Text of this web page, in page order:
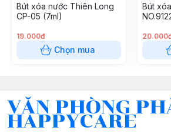
Bút xóa nước Thiên Long
CP-05 (7ml)
19.000đ
Chọn mua
Bút
VĂN PHÒNG
HAPPYCARE